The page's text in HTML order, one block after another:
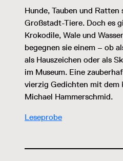
Hunde, Tauben und
Großstadt-Tiere. Doch es
Krokodile, Wale und
begegnen sie einem – ob
als Hauszeichen oder als
im Museum. Eine
vierzig Gedichten mit dem
Michael Hammerschmid.
Leseprobe